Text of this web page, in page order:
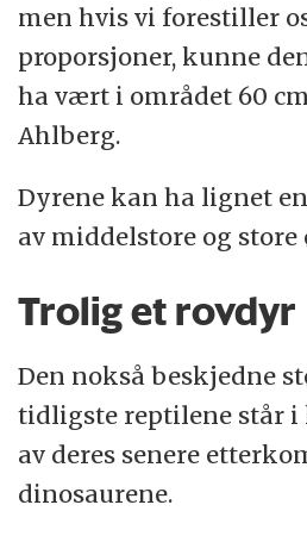
men hvis vi forestiller
proporsjoner, kunne
ha vært i området 60
Ahlberg.
Dyrene kan ha lignet
av middelstore og store
Trolig et rovdyr
Den nokså beskjedne
tidligste reptilene står
av deres senere
dinosaurene.